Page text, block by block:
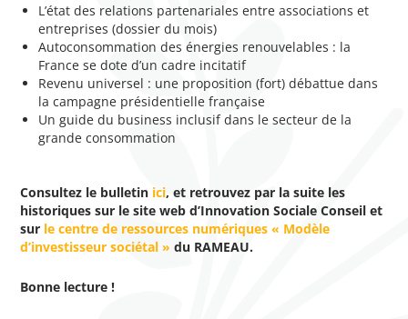
L’état des relations partenariales entre associations et
entreprises (dossier du mois)
Autoconsommation des énergies renouvelables : la
France se dote d’un cadre incitatif
Revenu universel : une proposition (fort) débattue dans
la campagne présidentielle française
Un guide du business inclusif dans le secteur de la
grande consommation
Consultez le bulletin ici, et retrouvez par la suite les
historiques sur le site web d’Innovation Sociale Conseil et
sur le centre de ressources numériques « Modèle
d’investisseur sociétal » du RAMEAU.
Bonne lecture !